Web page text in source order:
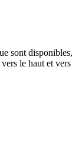
sont disponibles,
le haut et vers